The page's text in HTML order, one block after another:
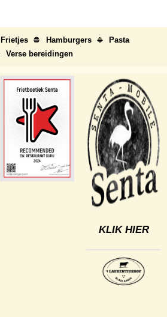
Frietjes Hamburgers
Pasta
Verse bereidingen
KLIK HIER